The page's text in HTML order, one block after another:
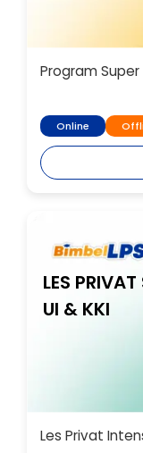
Program Super
Online
LES
UI & KKI
Les Privat